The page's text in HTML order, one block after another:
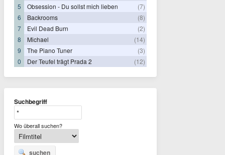
5
Obsession - Du sollst mich lieben
(7)
6
Backrooms
(8)
7
Evil Dead Burn
(2)
8
Michael
(14)
9
The Piano Tuner
(3)
0
Der Teufel trägt Prada 2 (12)
Suchbegriff
Wo überall suchen?
suchen